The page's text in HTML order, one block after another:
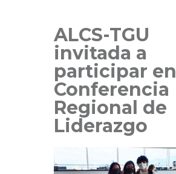
ALCS-TGU
invitada a
participar en
Conferencia
Regional de
Liderazgo